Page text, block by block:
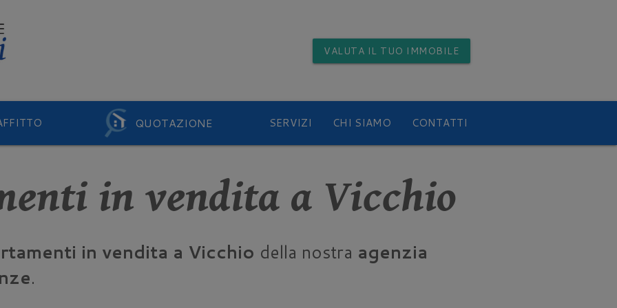
VALUTA IL TUO IMMOBILE
QUOTAZIONE SERVIZI CHI SIAMO CONTATTI
in vendita a Vicchio
in vendita a Vicchio della nostra agenzia
.